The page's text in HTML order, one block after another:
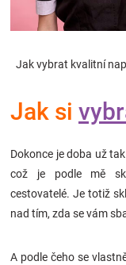
Novinky
Značky
Blog
Hračkářství
Jak vybrat kvalitní
Jak si
Dokonce je doba už
což je podle mě
cestovatelé. Je totiž
nad tím, zda se vám
A podle čeho se